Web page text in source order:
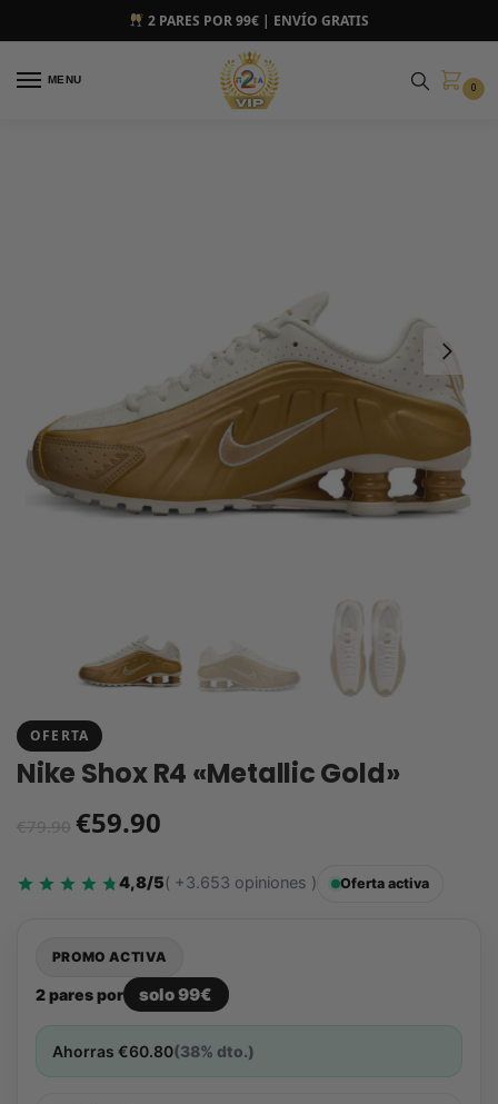
2 PARES POR 99€ | ENVÍO GRATIS
MENU
0
OFERTA
Nike Shox R4 «Metallic Gold»
€79.90 €59.90
4,8/5( +3.653 opiniones ) Oferta activa
PROMO ACTIVA
2 pares por solo 99€
Ahorras €60.80(38% dto.)